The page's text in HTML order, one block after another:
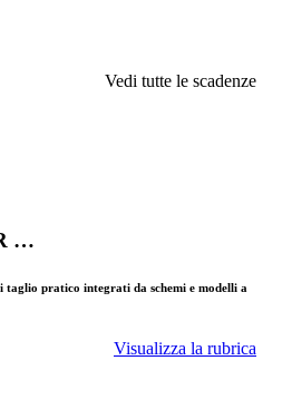
Vedi tutte le scadenze
…
pratico integrati da schemi e modelli a
Visualizza la rubrica